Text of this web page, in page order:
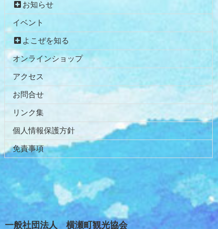
お知らせ
イベント
よこぜを知る
オンラインショップ
アクセス
お問合せ
リンク集
個人情報保護方針
免責事項
一般社団法人 横瀬町観光協会